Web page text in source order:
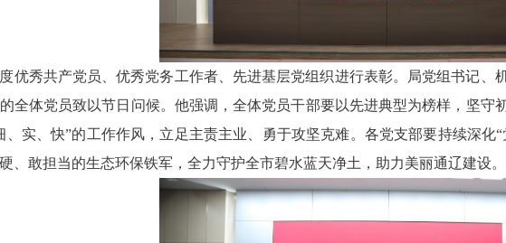
优秀共产党员、优秀党务工作者、先进基层党组织进行表彰。局党组书记
全体党员致以节日问候。他强调，全体党员干部要以先进典型为榜样，坚
、实、快”的工作作风，立足主责主业、勇于攻坚克难。各党支部要持续深化
、敢担当的生态环保铁军，全力守护全市碧水蓝天净土，助力美丽通辽建设。